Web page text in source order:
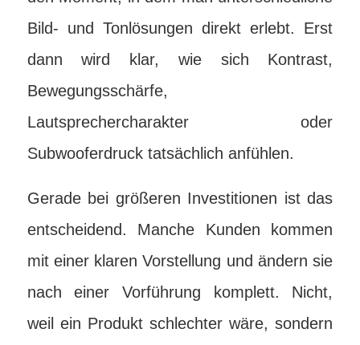
Bild- und Tonlösungen direkt erlebt. Erst
dann wird klar, wie sich Kontrast,
Bewegungsschärfe,
Lautsprechercharakter oder
Subwooferdruck tatsächlich anfühlen.
Gerade bei größeren Investitionen ist das
entscheidend. Manche Kunden kommen
mit einer klaren Vorstellung und ändern sie
nach einer Vorführung komplett. Nicht,
weil ein Produkt schlechter wäre, sondern